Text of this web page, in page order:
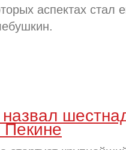
аспектах стал